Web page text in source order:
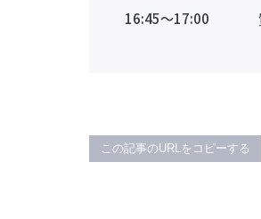
16:45～17:00
この記事のURLをコピーする